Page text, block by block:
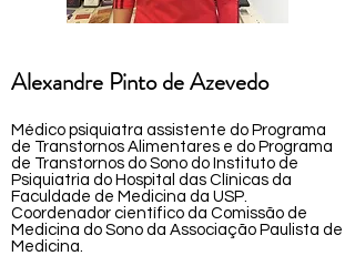
Alexandre Pinto de Azevedo
Médico psiquiatra assistente do Programa
de Transtornos Alimentares e do Programa
de Transtornos do Sono do Instituto de
Psiquiatria do Hospital das Clínicas da
Faculdade de Medicina da USP.
Coordenador científico da Comissão de
Medicina do Sono da Associação Paulista de
Medicina.